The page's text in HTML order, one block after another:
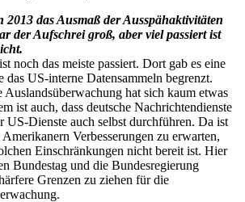
das Ausmaß der Ausspähaktivitäten
der Aufschrei groß, aber viel passiert ist
noch das meiste passiert. Dort gab es eine
das US-interne Datensammeln begrenzt.
hat sich kaum etwas
ist auch, dass deutsche Nachrichtendienste
US-Dienste auch selbst durchführen. Da ist
Verbesserungen zu erwarten,
Einschränkungen nicht bereit ist. Hier
Bundestag und die Bundesregierung
Grenzen zu ziehen für die